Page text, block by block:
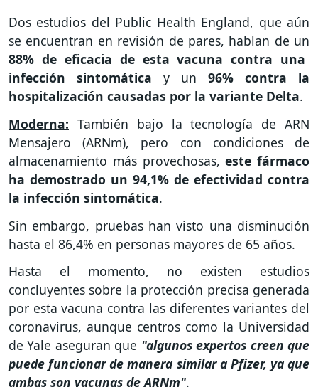
Dos estudios del Public Health England, que aún
se encuentran en revisión de pares, hablan de un
88% de eficacia de esta vacuna contra una
infección sintomática y un 96% contra la
hospitalización causadas por la variante Delta.
Moderna: También bajo la tecnología de ARN
Mensajero (ARNm), pero con condiciones de
almacenamiento más provechosas, este fármaco
ha demostrado un 94,1% de efectividad contra
la infección sintomática.
Sin embargo, pruebas han visto una disminución
hasta el 86,4% en personas mayores de 65 años.
Hasta el momento, no existen estudios
concluyentes sobre la protección precisa generada
por esta vacuna contra las diferentes variantes del
coronavirus, aunque centros como la Universidad
de Yale aseguran que "algunos expertos creen que
puede funcionar de manera similar a Pfizer, ya que
ambas son vacunas de ARNm".